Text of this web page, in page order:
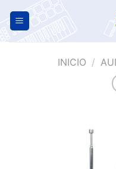
INICIO /